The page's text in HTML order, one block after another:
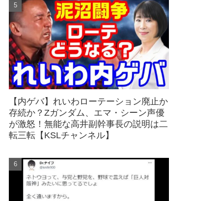
【内ゲバ】れいわローテーション廃止か
存続か？Zガンダム、エマ・シーン声優
が激怒！無能な高井副幹事長の説明は二
転三転【KSLチャンネル】